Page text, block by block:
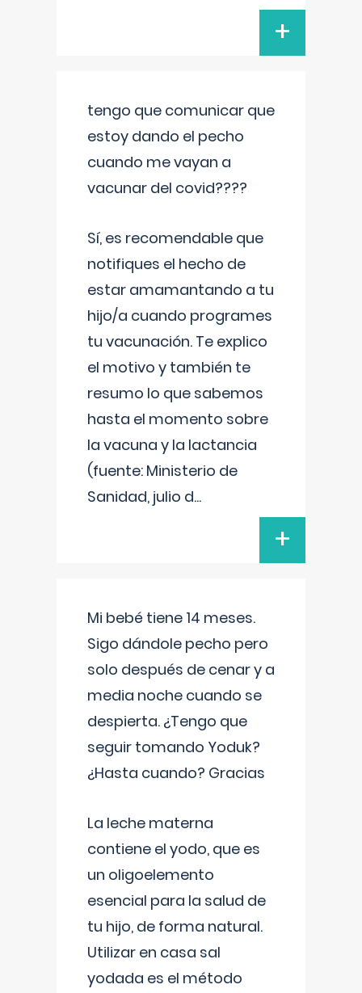
+
tengo que comunicar que
estoy dando el pecho
cuando me vayan a
vacunar del covid????
Sí, es recomendable que
notifiques el hecho de
estar amamantando a tu
hijo/a cuando programes
tu vacunación. Te explico
el motivo y también te
resumo lo que sabemos
hasta el momento sobre
la vacuna y la lactancia
(fuente: Ministerio de
Sanidad, julio d...
+
Mi bebé tiene 14 meses.
Sigo dándole pecho pero
solo después de cenar y a
media noche cuando se
despierta. ¿Tengo que
seguir tomando Yoduk?
¿Hasta cuando? Gracias
La leche materna
contiene el yodo, que es
un oligoelemento
esencial para la salud de
tu hijo, de forma natural.
Utilizar en casa sal
yodada es el método